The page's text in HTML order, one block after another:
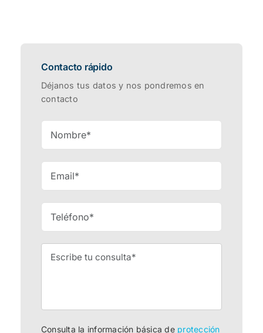
Contacto rápido
Déjanos tus datos y nos pondremos en
contacto
Consulta la información básica de protección